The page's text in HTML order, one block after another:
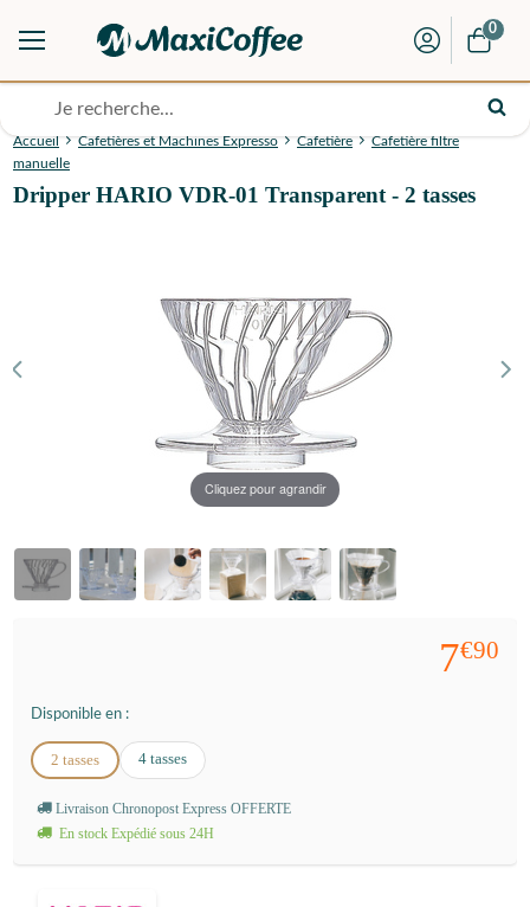
0
Accueil Cafetières et Machines Expresso Cafetière
Cafetière filtre
manuelle
Dripper HARIO VDR-01 Transparent - 2 tasses
Cliquez pour agrandir
7€90
Disponible en :
2 tasses 4 tasses
Livraison Chronopost Express OFFERTE
En stock Expédié sous 24H